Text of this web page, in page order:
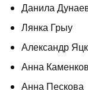
Данила
Лянка Грыу
Александр
Анна
Анна Пескова